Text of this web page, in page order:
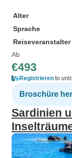
Alter
Sprache
Reiseveranstalter
Ab
€493
Registrieren to
Broschüre
Sardinien